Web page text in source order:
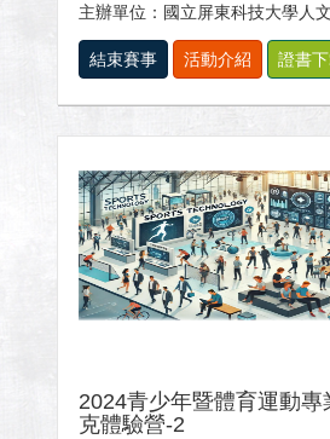
主辦單位：國立屏東科技大學人文暨社會科學院、體
結束賽事 活動介紹 證書
2024青少年暨體育運動專
克體驗營-2